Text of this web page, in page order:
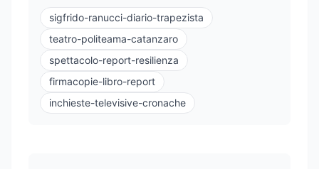
sigfrido-ranucci-diario-trapezista
teatro-politeama-catanzaro
spettacolo-report-resilienza
firmacopie-libro-report
inchieste-televisive-cronache